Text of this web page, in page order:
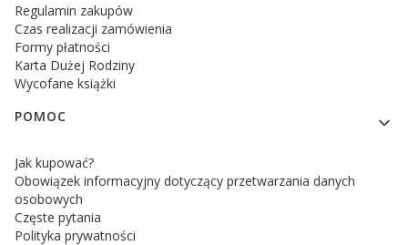
Regulamin zakupów
Czas realizacji zamówienia
Formy płatności
Karta Dużej Rodziny
Wycofane książki
POMOC
Jak kupować?
Obowiązek informacyjny dotyczący przetwarzania danych
osobowych
Częste pytania
Polityka prywatności